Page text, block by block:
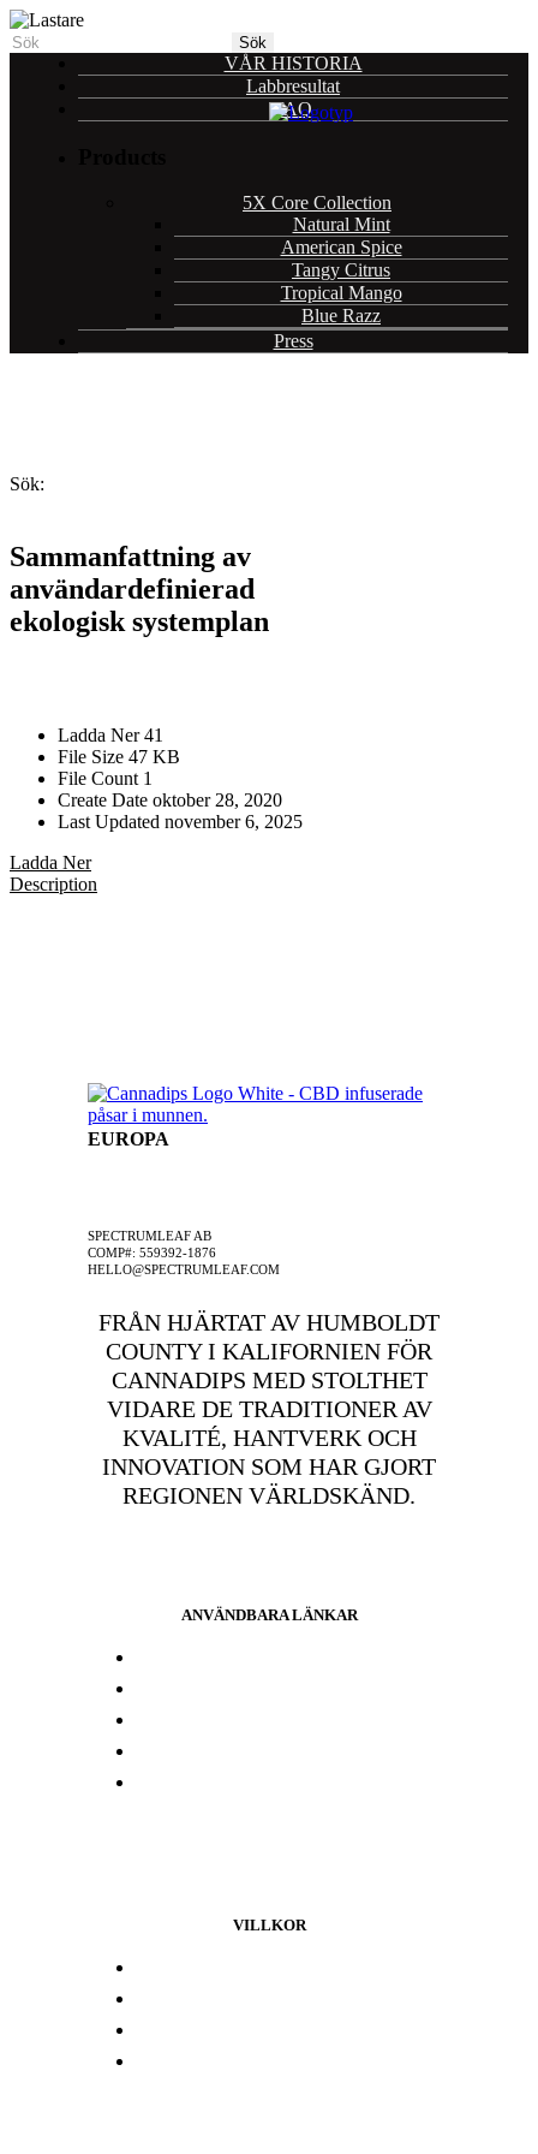
VÅR HISTORIA
Labbresultat
FAQ
5X Core Collection
Natural Mint
American Spice
Tangy Citrus
Tropical Mango
Blue Razz
Press
Sök:
Sammanfattning av
användardefinierad
ekologisk systemplan
Ladda Ner41
File Size 47 KB
File Count 1
Create Date oktober 28, 2020
Last Updated november 6, 2025
Ladda Ner
Description
EUROPA
SPECTRUMLEAF AB
COMP#: 559392-1876
HELLO@SPECTRUMLEAF.COM
FRÅN HJÄRTAT AV HUMBOLDT
COUNTY I KALIFORNIEN FÖR
CANNADIPS MED STOLTHET
VIDARE DE TRADITIONER AV
KVALITÉ, HANTVERK OCH
INNOVATION SOM HAR GJORT
REGIONEN VÄRLDSKÄND.
ANVÄNDBARA LÄNKAR
VILLKOR